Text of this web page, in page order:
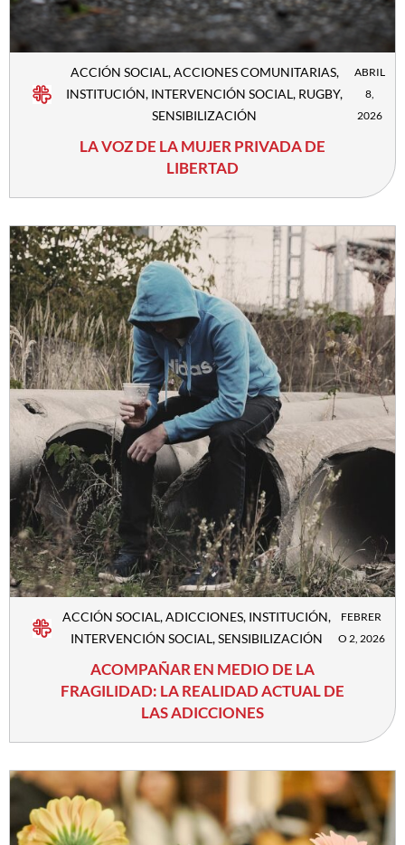
ACCIÓN SOCIAL,ACCIONES COMUNITARIAS,
INSTITUCIÓN, INTERVENCIÓN SOCIAL, RUGBY,
SENSIBILIZACIÓN
ABRIL
8,
2026
LA VOZ DE LA MUJER PRIVADA DE
LIBERTAD
ACCIÓN SOCIAL,ADICCIONES, INSTITUCIÓN,
INTERVENCIÓN SOCIAL,SENSIBILIZACIÓN
FEBRER
O 2, 2026
ACOMPAÑAR EN MEDIO DE LA
FRAGILIDAD: LA REALIDAD ACTUAL DE
LAS ADICCIONES